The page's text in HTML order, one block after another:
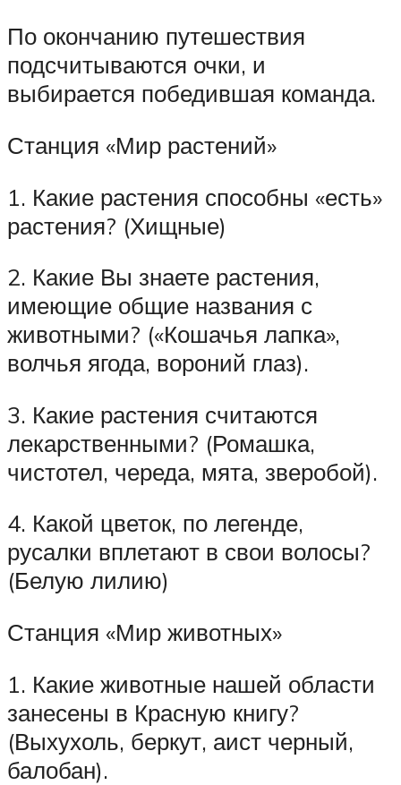
По окончанию путешествия
подсчитываются очки, и
выбирается победившая команда.
Станция «Мир растений»
1. Какие растения способны «есть»
растения? (Хищные)
2. Какие Вы знаете растения,
имеющие общие названия с
животными? («Кошачья лапка»,
волчья ягода, вороний глаз).
3. Какие растения считаются
лекарственными? (Ромашка,
чистотел, череда, мята, зверобой).
4. Какой цветок, по легенде,
русалки вплетают в свои волосы?
(Белую лилию)
Станция «Мир животных»
1. Какие животные нашей области
занесены в Красную книгу?
(Выхухоль, беркут, аист черный,
балобан).